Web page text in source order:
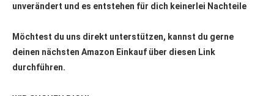
unverändert und es entstehen für dich keinerlei Nachteile
Möchtest du uns direkt unterstützen, kannst du gerne
deinen nächsten Amazon Einkauf über diesen Link
durchführen.